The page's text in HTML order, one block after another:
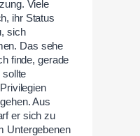
Viele
ihr Status
sich
Das sehe
finde, gerade
sollte
Aus
er sich zu
Untergebenen